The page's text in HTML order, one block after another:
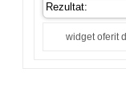
Rezultat:
widget oferit